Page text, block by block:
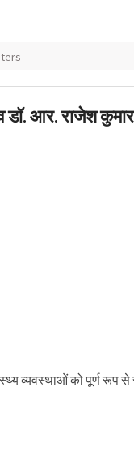
आर. राजेश कुमार
व्यवस्थाओं को पूर्ण